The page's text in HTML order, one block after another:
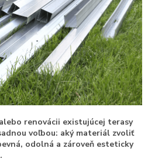
renovácii existujúcej terasy
voľbou: aký materiál zvoliť
odolná a zároveň esteticky